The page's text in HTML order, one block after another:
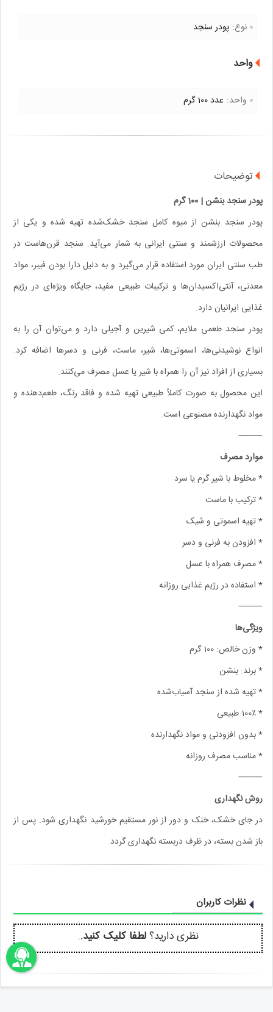
نوع: پودر سنجد
واحد
واحد: عدد 100 گرم
توضیحات
پودر سنجد بنشن | 100 گرم
پودر سنجد بنشن از میوه کامل سنجد خشک‌شده تهیه شده و یکی از
محصولات ارزشمند و سنتی ایرانی به شمار می‌آید. سنجد قرن‌هاست در
طب سنتی ایران مورد استفاده قرار می‌گیرد و به دلیل دارا بودن فیبر، مواد
معدنی، آنتی‌اکسیدان‌ها و ترکیبات طبیعی مفید، جایگاه ویژه‌ای در رژیم
غذایی ایرانیان دارد.
پودر سنجد طعمی ملایم، کمی شیرین و آجیلی دارد و می‌توان آن را به
انواع نوشیدنی‌ها، اسموتی‌ها، شیر، ماست، فرنی و دسرها اضافه کرد.
بسیاری از افراد نیز آن را همراه با شیر یا عسل مصرف می‌کنند.
این محصول به صورت کاملاً طبیعی تهیه شده و فاقد رنگ، طعم‌دهنده و
مواد نگهدارنده مصنوعی است.
⸻
موارد مصرف
* مخلوط با شیر گرم یا سرد
* ترکیب با ماست
* تهیه اسموتی و شیک
* افزودن به فرنی و دسر
* مصرف همراه با عسل
* استفاده در رژیم غذایی روزانه
⸻
ویژگی‌ها
* وزن خالص: 100 گرم
* برند: بنشن
* تهیه شده از سنجد آسیاب‌شده
* 100٪ طبیعی
* بدون افزودنی و مواد نگهدارنده
* مناسب مصرف روزانه
⸻
روش نگهداری
در جای خشک، خنک و دور از نور مستقیم خورشید نگهداری شود. پس از
باز شدن بسته، در ظرف دربسته نگهداری گردد.
نظرات کاربران
نظری دارید؟لطفا کلیک کنید..